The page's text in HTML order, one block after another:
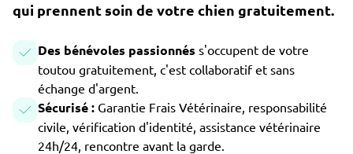
qui prennent soin de votre chien gratuitement.
Des bénévoles passionnés s'occupent de votre
toutou gratuitement, c'est collaboratif et sans
échange d'argent.
Sécurisé : Garantie Frais Vétérinaire, responsabilité
civile, vérification d'identité, assistance vétérinaire
24h/24, rencontre avant la garde.